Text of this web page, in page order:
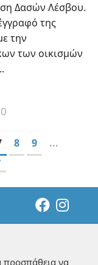
Δασών Λέσβου.
της
την
των οικισμών
8 9
...
προσπάθεια να